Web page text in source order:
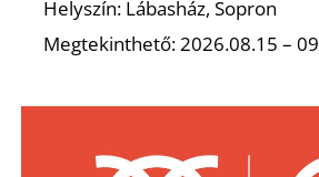
Helyszín: Lábasház, Sopron
Megtekinthető: 2026.08.15 –